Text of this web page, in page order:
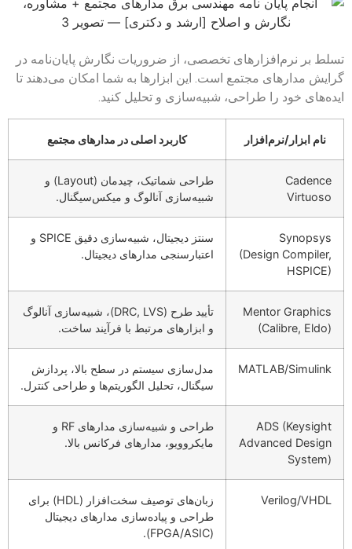
تسلط بر نرم‌افزارهای تخصصی، از ضروریات نگارش پایان‌نامه در
گرایش مدارهای مجتمع است. این ابزارها به شما امکان می‌دهند تا
ایده‌های خود را طراحی، شبیه‌سازی و تحلیل کنید.
نام ابزار/نرم‌افزار کاربرد اصلی در مدارهای مجتمع
Cadence
Virtuoso
طراحی شماتیک، چیدمان (Layout) و
شبیه‌سازی آنالوگ و میکس‌سیگنال.
Synopsys
(Design Compiler,
HSPICE)
سنتز دیجیتال، شبیه‌سازی دقیق SPICE و
اعتبارسنجی مدارهای دیجیتال.
Mentor Graphics
(Calibre, Eldo)
تأیید طرح (DRC, LVS)، شبیه‌سازی آنالوگ
و ابزارهای مرتبط با فرآیند ساخت.
MATLAB/Simulink
مدل‌سازی سیستم در سطح بالا، پردازش
سیگنال، تحلیل الگوریتم‌ها و طراحی کنترل.
ADS (Keysight
Advanced Design
System)
طراحی و شبیه‌سازی مدارهای RF و
مایکروویو، مدارهای فرکانس بالا.
Verilog/VHDL
زبان‌های توصیف سخت‌افزار (HDL) برای
طراحی و پیاده‌سازی مدارهای دیجیتال
(FPGA/ASIC).